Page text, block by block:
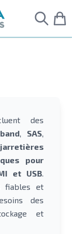
des
, SAS,
jarretières
pour
et USB.
fiables et
des
et